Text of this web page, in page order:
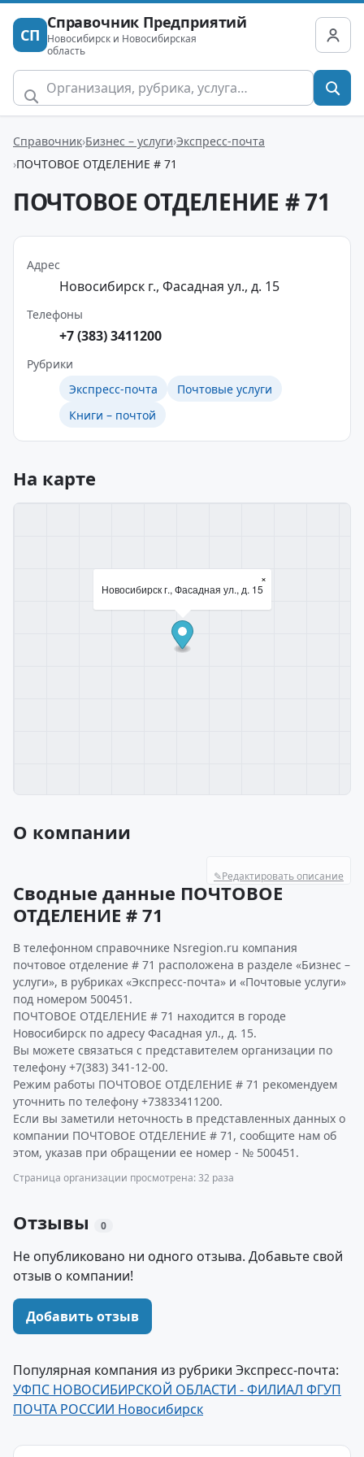
СП
Справочник Предприятий
Новосибирск и Новосибирская
область
Справочник Бизнес – услуги Экспресс-почта
ПОЧТОВОЕ ОТДЕЛЕНИЕ # 71
ПОЧТОВОЕ ОТДЕЛЕНИЕ # 71
Адрес
Новосибирск г., Фасадная ул., д. 15
Телефоны
+7 (383) 3411200
Рубрики
Экспресс-почта
Почтовые услуги
Книги – почтой
На карте
Новосибирск г., Фасадная ул., д. 15
×
О компании
✎Редактировать описание
Сводные данные ПОЧТОВОЕ
ОТДЕЛЕНИЕ # 71
В телефонном справочнике Nsregion.ru компания
почтовое отделение # 71 расположена в разделе «Бизнес –
услуги», в рубриках «Экспресс-почта» и «Почтовые услуги»
под номером 500451.
ПОЧТОВОЕ ОТДЕЛЕНИЕ # 71 находится в городе
Новосибирск по адресу Фасадная ул., д. 15.
Вы можете связаться с представителем организации по
телефону +7(383) 341-12-00.
Режим работы ПОЧТОВОЕ ОТДЕЛЕНИЕ # 71 рекомендуем
уточнить по телефону +73833411200.
Если вы заметили неточность в представленных данных о
компании ПОЧТОВОЕ ОТДЕЛЕНИЕ # 71, сообщите нам об
этом, указав при обращении ее номер - № 500451.
Страница организации просмотрена: 32 раза
Отзывы 0
Не опубликовано ни одного отзыва. Добавьте свой
отзыв о компании!
Добавить отзыв
Популярная компания из рубрики Экспресс-почта:
УФПС НОВОСИБИРСКОЙ ОБЛАСТИ - ФИЛИАЛ ФГУП
ПОЧТА РОССИИ Новосибирск